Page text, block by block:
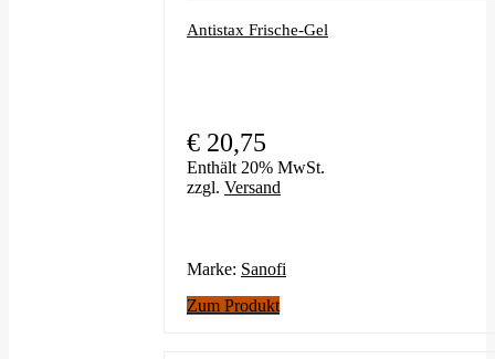
Antistax Frische-Gel
€ 20,75
Enthält 20% MwSt.
zzgl. Versand
Marke: Sanofi
Zum Produkt